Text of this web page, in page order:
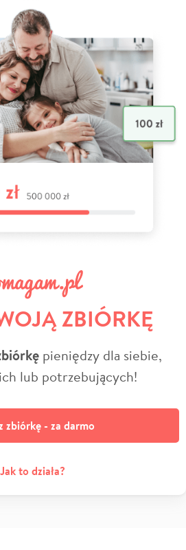
ZBIÓRKĘ
pieniędzy dla siebie,
lub potrzebujących!
zbiórkę - za darmo
Jak to działa?